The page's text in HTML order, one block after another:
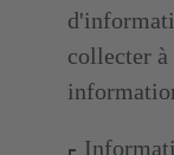
collecter à